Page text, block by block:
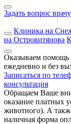
Задать вопрос врачу
Клиника на
на Островитянова
Оказываем
ежедневно и без
Записаться по
консультация
Обращаем Ваше
оказание платных
животного). А
наличная форма